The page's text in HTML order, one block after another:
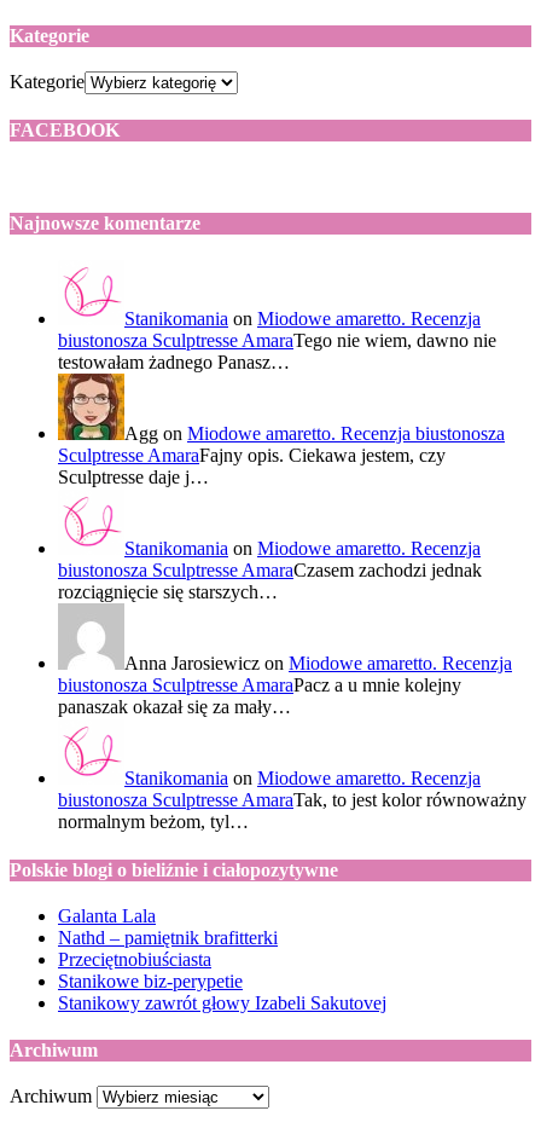
Kategorie
Kategorie
FACEBOOK
Najnowsze komentarze
Stanikomania on Miodowe amaretto. Recenzja
biustonosza Sculptresse AmaraTego nie wiem, dawno nie
testowałam żadnego Panasz…
Agg on Miodowe amaretto. Recenzja biustonosza
Sculptresse AmaraFajny opis. Ciekawa jestem, czy
Sculptresse daje j…
Stanikomania on Miodowe amaretto. Recenzja
biustonosza Sculptresse AmaraCzasem zachodzi jednak
rozciągnięcie się starszych…
Anna Jarosiewicz on Miodowe amaretto. Recenzja
biustonosza Sculptresse AmaraPacz a u mnie kolejny
panaszak okazał się za mały…
Stanikomania on Miodowe amaretto. Recenzja
biustonosza Sculptresse AmaraTak, to jest kolor równoważny
normalnym beżom, tyl…
Polskie blogi o bieliźnie i ciałopozytywne
Galanta Lala
Nathd – pamiętnik brafitterki
Przeciętnobiuściasta
Stanikowe biz-perypetie
Stanikowy zawrót głowy Izabeli Sakutovej
Archiwum
Archiwum